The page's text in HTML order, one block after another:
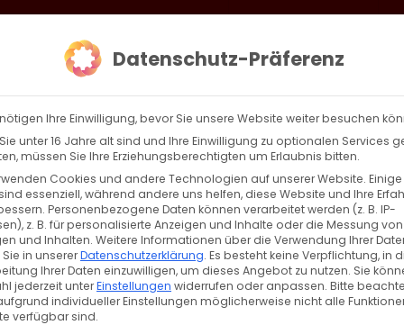
Zurück Vor
Datenschutz-Präferenz
Ihre Einwilligung, bevor Sie unsere Website weiter besuchen
unter 16 Jahre alt sind und Ihre Einwilligung zu optionalen Services
müssen Sie Ihre Erziehungsberechtigten um Erlaubnis bitten.
Cookies und andere Technologien auf unserer Website.
essenziell, während andere uns helfen, diese Website und Ihre
Personenbezogene Daten können verarbeitet werden (z. B. IP-
z. B. für personalisierte Anzeigen und Inhalte oder die Messung von
und Inhalten. Weitere Informationen über die Verwendung Ihrer
in unsererDatenschutzerklärung. Es besteht keine Verpflichtung, in
Ihrer Daten einzuwilligen, um dieses Angebot zu nutzen. Sie
jederzeit unterEinstellungen widerrufen oder anpassen. Bitte
individueller Einstellungen möglicherweise nicht alle
verfügbar sind.